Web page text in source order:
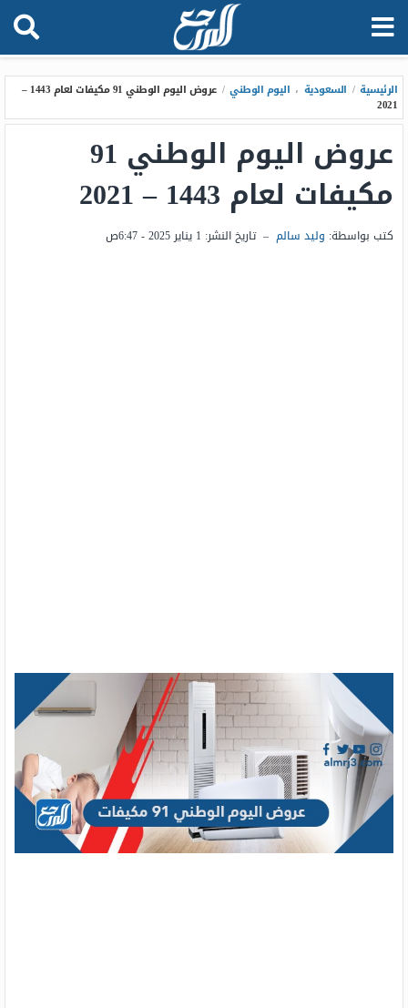
الرئيسية / السعودية ، اليوم الوطني /
عروض اليوم الوطني 91 مكيفات لعام 1443 –
2021
عروض اليوم الوطني 91
مكيفات لعام 1443 – 2021
كتب بواسطة: وليد سالم – تاريخ النشر: 1 يناير 2025 - 6:47ص